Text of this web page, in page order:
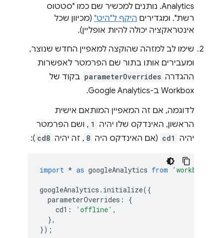
Analytics. נותנים למכשיר שם כמו "סטטוס
רשת". ומגדירים היקף ל"היט" (מכיוון שכל
אינטראקציה יכולה להיות אופליין).
שימו לב למזהה שהוקצה למאפיין החדש שנוצר,
ומעבירים אותו בתור שם הפרמטר לאפשרות
ההגדרה parameterOverrides בקוד של
Workbox ב-Google Analytics.
לדוגמה, אם זה המאפיין המותאם אישית
הראשון, האינדקס שלו יהיה
1 , ושם הפרמטר
יהיה
cd1 (אם האינדקס היה 8 , זה יהיה cd8
):
import * as googleAnalytics from 'workbox-
googleAnalytics . initialize({
parameterOverrides :
{
cd1 : 'offline' ,
},
});